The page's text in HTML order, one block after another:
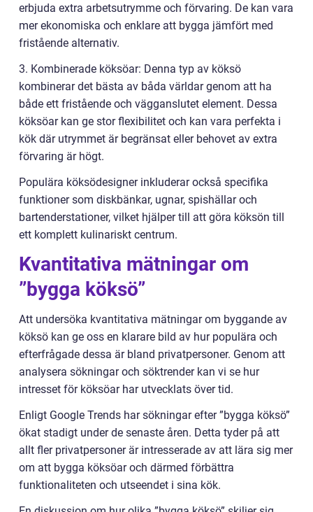
erbjuda extra arbetsutrymme och förvaring. De kan vara
mer ekonomiska och enklare att bygga jämfört med
fristående alternativ.
3. Kombinerade köksöar: Denna typ av köksö
kombinerar det bästa av båda världar genom att ha
både ett fristående och vägganslutet element. Dessa
köksöar kan ge stor flexibilitet och kan vara perfekta i
kök där utrymmet är begränsat eller behovet av extra
förvaring är högt.
Populära köksödesigner inkluderar också specifika
funktioner som diskbänkar, ugnar, spishällar och
bartenderstationer, vilket hjälper till att göra köksön till
ett komplett kulinariskt centrum.
Kvantitativa mätningar om
”bygga köksö”
Att undersöka kvantitativa mätningar om byggande av
köksö kan ge oss en klarare bild av hur populära och
efterfrågade dessa är bland privatpersoner. Genom att
analysera sökningar och söktrender kan vi se hur
intresset för köksöar har utvecklats över tid.
Enligt Google Trends har sökningar efter ”bygga köksö”
ökat stadigt under de senaste åren. Detta tyder på att
allt fler privatpersoner är intresserade av att lära sig mer
om att bygga köksöar och därmed förbättra
funktionaliteten och utseendet i sina kök.